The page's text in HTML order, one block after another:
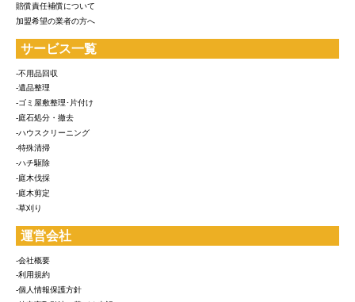
賠償責任補償について
加盟希望の業者の方へ
サービス一覧
-不用品回収
-遺品整理
-ゴミ屋敷整理･片付け
-庭石処分・撤去
-ハウスクリーニング
-特殊清掃
-ハチ駆除
-庭木伐採
-庭木剪定
-草刈り
運営会社
-会社概要
-利用規約
-個人情報保護方針